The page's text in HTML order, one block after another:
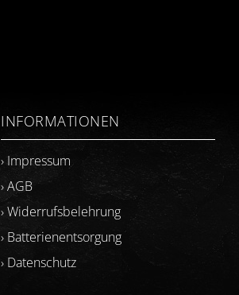
INFORMATIONEN
› Impressum
› AGB
› Widerrufsbelehrung
› Batterienentsorgung
› Datenschutz